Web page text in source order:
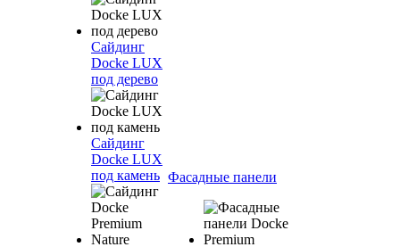
Сайдинг
Docke LUX
под дерево
Сайдинг
Docke LUX
под камень Фасадные панели